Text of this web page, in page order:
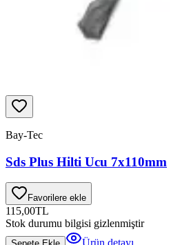
Bay-Tec
Sds Plus Hilti Ucu 7x110mm
Favorilere ekle
115,00TL
Stok durumu bilgisi gizlenmiştir